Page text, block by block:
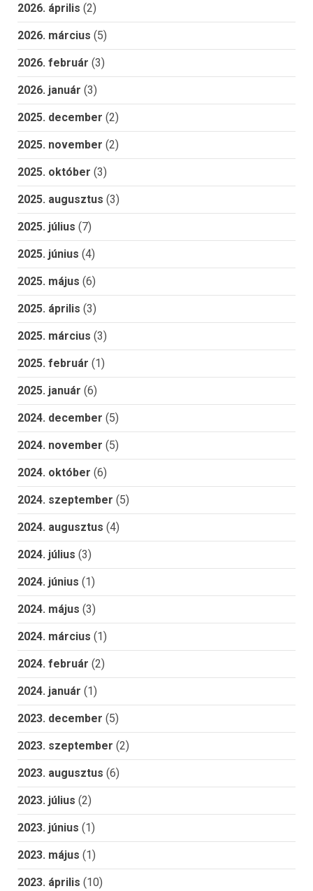
2026. április (2)
2026. március (5)
2026. február (3)
2026. január (3)
2025. december (2)
2025. november (2)
2025. október (3)
2025. augusztus (3)
2025. július (7)
2025. június (4)
2025. május (6)
2025. április (3)
2025. március (3)
2025. február (1)
2025. január (6)
2024. december (5)
2024. november (5)
2024. október (6)
2024. szeptember (5)
2024. augusztus (4)
2024. július (3)
2024. június (1)
2024. május (3)
2024. március (1)
2024. február (2)
2024. január (1)
2023. december (5)
2023. szeptember (2)
2023. augusztus (6)
2023. július (2)
2023. június (1)
2023. május (1)
2023. április (10)